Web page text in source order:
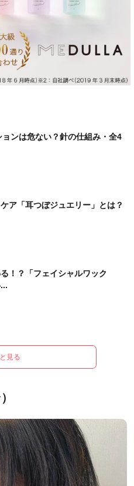
ンは危ない？針の仕組み・全4
ア「耳つぼジュエリー」とは？
！？「フェイシャルワック
見る